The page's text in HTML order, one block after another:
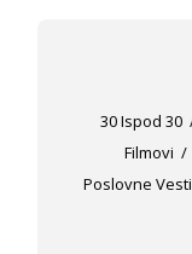
30 Ispod 30
Filmovi
Poslovne Vesti